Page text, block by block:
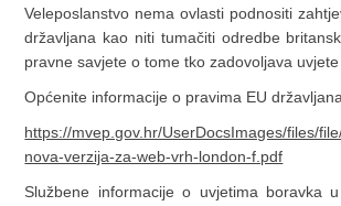
Veleposlanstvo nema ovlasti podnositi
državljana kao niti tumačiti odredbe
pravne savjete o tome tko zadovoljava uvjete
Općenite informacije o pravima EU
https://mvep.gov.hr/UserDocsImages/files/
nova-verzija-za-web-vrh-london-f.pdf
Službene informacije o uvjetima boravka